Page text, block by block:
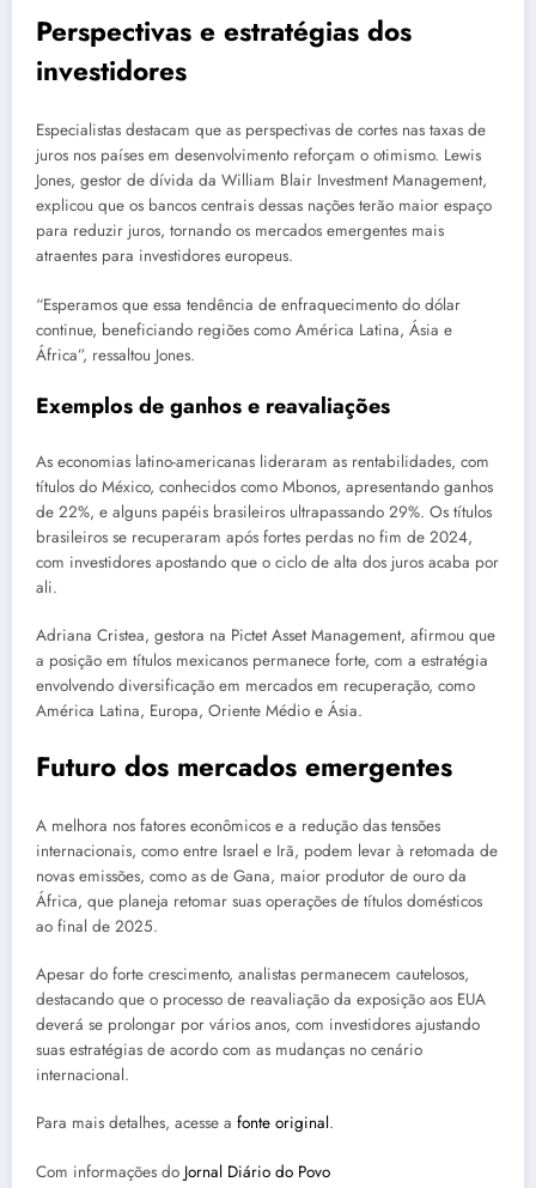
Perspectivas e estratégias dos
investidores
Especialistas destacam que as perspectivas de cortes nas taxas de
juros nos países em desenvolvimento reforçam o otimismo. Lewis
Jones, gestor de dívida da William Blair Investment Management,
explicou que os bancos centrais dessas nações terão maior espaço
para reduzir juros, tornando os mercados emergentes mais
atraentes para investidores europeus.
“Esperamos que essa tendência de enfraquecimento do dólar
continue, beneficiando regiões como América Latina, Ásia e
África”, ressaltou Jones.
Exemplos de ganhos e reavaliações
As economias latino-americanas lideraram as rentabilidades, com
títulos do México, conhecidos como Mbonos, apresentando ganhos
de 22%, e alguns papéis brasileiros ultrapassando 29%. Os títulos
brasileiros se recuperaram após fortes perdas no fim de 2024,
com investidores apostando que o ciclo de alta dos juros acaba por
ali.
Adriana Cristea, gestora na Pictet Asset Management, afirmou que
a posição em títulos mexicanos permanece forte, com a estratégia
envolvendo diversificação em mercados em recuperação, como
América Latina, Europa, Oriente Médio e Ásia.
Futuro dos mercados emergentes
A melhora nos fatores econômicos e a redução das tensões
internacionais, como entre Israel e Irã, podem levar à retomada de
novas emissões, como as de Gana, maior produtor de ouro da
África, que planeja retomar suas operações de títulos domésticos
ao final de 2025.
Apesar do forte crescimento, analistas permanecem cautelosos,
destacando que o processo de reavaliação da exposição aos EUA
deverá se prolongar por vários anos, com investidores ajustando
suas estratégias de acordo com as mudanças no cenário
internacional.
Para mais detalhes, acesse a fonte original.
Com informações do Jornal Diário do Povo